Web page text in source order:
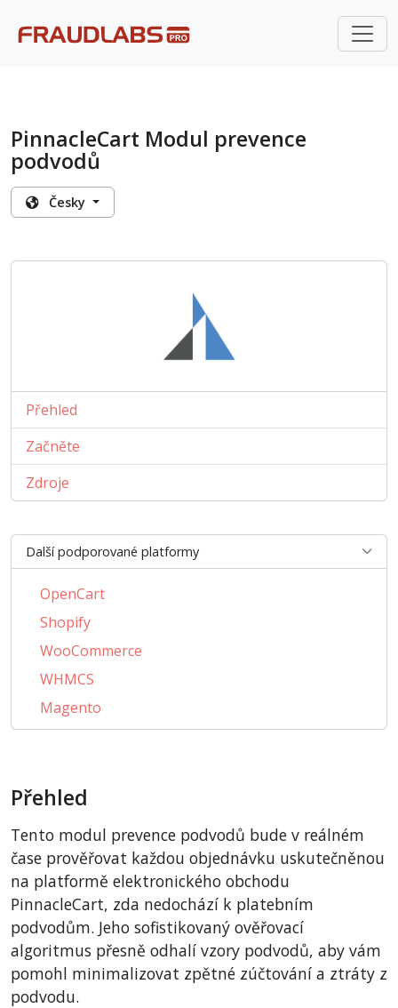
PinnacleCart Modul prevence
podvodů
Česky
Přehled
Začněte
Zdroje
Další podporované platformy
OpenCart
Shopify
WooCommerce
WHMCS
Magento
PrestaShop
AbanteCart
LiteCart
ZenCart
PinnacleCart
FoxyCart
Easy Digital Downloads
nopCommerce
Přehled
Tento modul prevence podvodů bude v reálném
čase prověřovat každou objednávku uskutečněnou
na platformě elektronického obchodu
PinnacleCart, zda nedochází k platebním
podvodům. Jeho sofistikovaný ověřovací
algoritmus přesně odhalí vzory podvodů, aby vám
pomohl minimalizovat zpětné zúčtování a ztráty z
podvodu.